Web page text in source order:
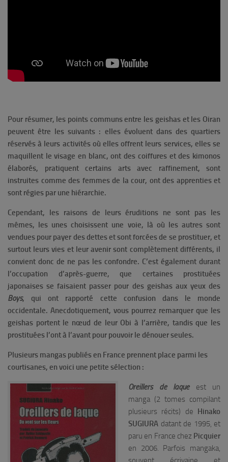
Pour résumer, les points communs entre les geishas et les Oiran
peuvent être les suivants : elles évoluent dans des quartiers
réservés à leurs activités où elles offrent leurs services, elles se
maquillent le visage en blanc, ont des coiffures et des kimonos
élaborés, pratiquent certains arts avec raffinement, sont
instruites comme des femmes de la cour, ont des apprenties et
sont régies par une hiérarchie.
Cependant, les raisons de leurs éruditions ne sont pas les
mêmes, les unes choisissent une voie, là où les autres sont
vendues pour payer des dettes et sont forcées de se prostituer, et
surtout leurs vies et leur avenir sont complètement différents, il
convient donc de ne pas les confondre. C’est également durant
l’occupation d’après-guerre, que certaines prostituées
japonaises se faisaient passer pour des geishas aux yeux des
Boys, qui ont rapporté cette confusion dans le monde
occidentale. Anecdotiquement, vous pourrez remarquer que les
geishas portent le nœud de leur Obi à l’arrière, tandis que les
prostituées l’ont à l’avant pour pouvoir le dénouer seules.
Plusieurs mangas publiés en France prennent place parmi les
courtisanes, en voici une petite sélection :
Oreillers de laqueest un
manga (2 tomes compilant
plusieurs récits) de Hinako
SUGIURA datant de 1995, et
paru en France chez Picquier
en 2006. Parfois mangaka,